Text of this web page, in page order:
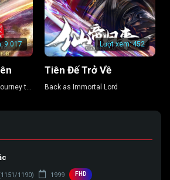
9.017
to
Lượt xem:452
Tiên Đế Trở Về
Back as Immortal Lord
1190) 1999 FHD